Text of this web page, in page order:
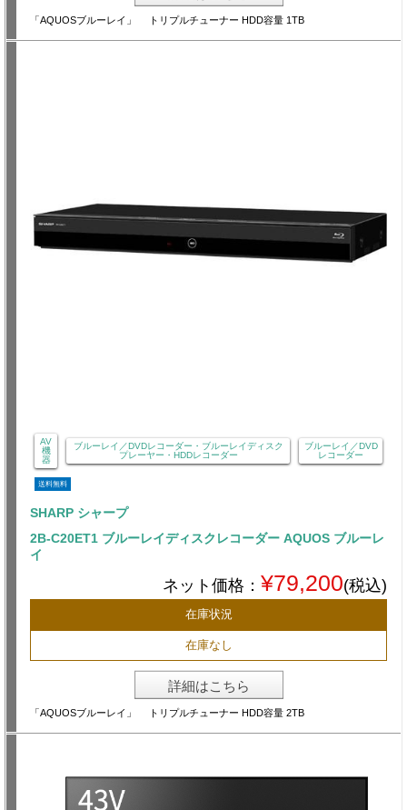
「AQUOSブルーレイ」 トリプルチューナー HDD容量 1TB
AV
機
器
ブルーレイ／DVDレコーダー・ブルーレイディスク
プレーヤー・HDDレコーダー
ブルーレイ／DVD
レコーダー
送料無料
SHARP シャープ
2B-C20ET1 ブルーレイディスクレコーダー AQUOS ブルーレ
イ
ネット価格： ¥79,200(税込)
在庫状況
在庫なし
詳細はこちら
「AQUOSブルーレイ」 トリプルチューナー HDD容量 2TB